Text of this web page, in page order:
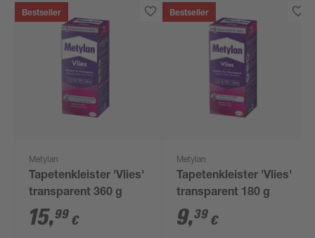
Bestseller
Metylan
Tapetenkleister 'Vlies'
transparent 360 g
15,99 €
Bestseller
Metylan
Tapetenkleister 'Vlies'
transparent 180 g
9,39 €